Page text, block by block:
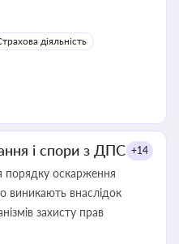
діяльність
і спори з ДПС +14
порядку оскарження
виникають внаслідок
захисту прав